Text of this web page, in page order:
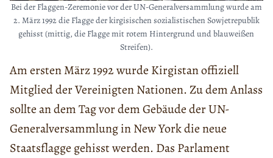
Bei der Flaggen-Zeremonie vor der UN-Generalversammlung wurde am
2. März 1992 die Flagge der kirgisischen sozialistischen Sowjetrepublik
gehisst (mittig, die Flagge mit rotem Hintergrund und blauweißen
Streifen).
Am ersten März 1992 wurde Kirgistan offiziell
Mitglied der Vereinigten Nationen. Zu dem Anlass
sollte an dem Tag vor dem Gebäude der UN-
Generalversammlung in New York die neue
Staatsflagge gehisst werden. Das Parlament